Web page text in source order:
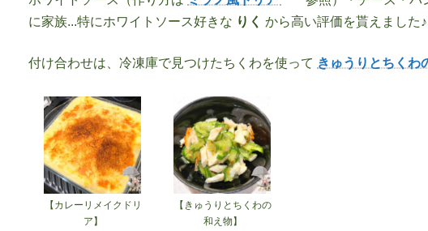
に家族...特にホワイトソース好きな りく から高い評価を貰えました♪
付け合わせは、冷凍庫で見つけたちくわを使って きゅうりとちくわ
【カレーリメイクドリ
ア】
【きゅうりとちくわの
和え物】